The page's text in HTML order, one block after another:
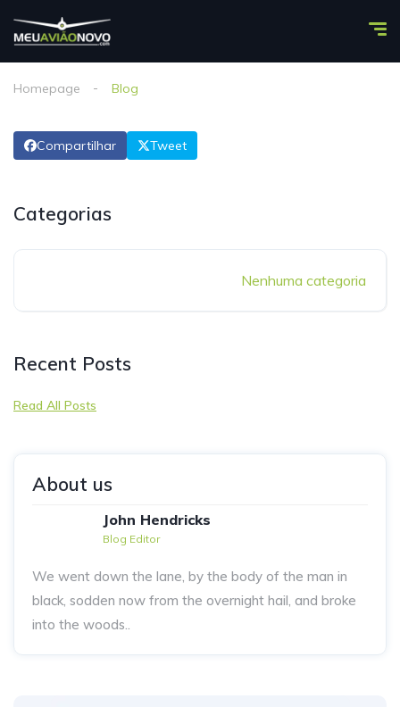
Homepage Blog
Compartilhar Tweet
Categorias
Nenhuma categoria
Recent Posts
Read All Posts
About us
John Hendricks
Blog Editor
We went down the lane, by the body of the man in
black, sodden now from the overnight hail, and broke
into the woods..